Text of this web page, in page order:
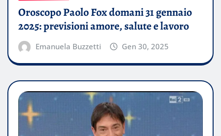
Oroscopo Paolo Fox domani 31 gennaio
2025: previsioni amore, salute e lavoro
Emanuela Buzzetti Gen 30, 2025